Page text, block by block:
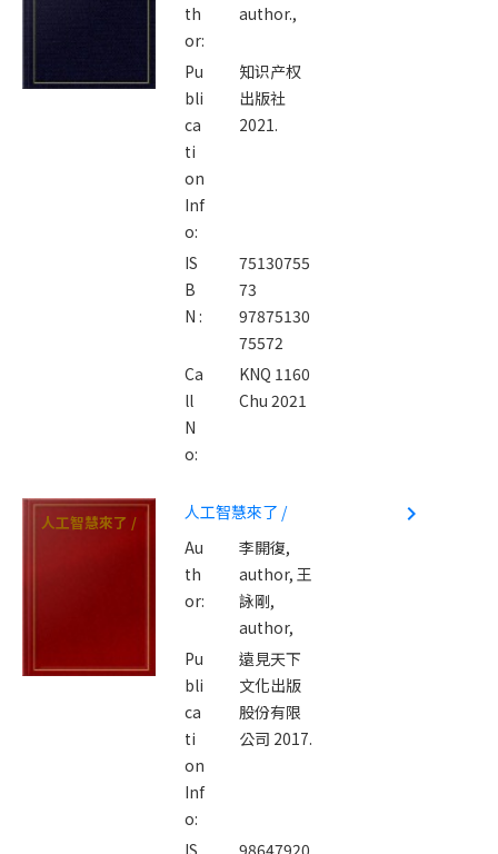
th
or:
author.,
Pu
bli
ca
ti
on
Inf
o:
知识产权
出版社
2021.
IS
B
N :
75130755
73
97875130
75572
Ca
ll
N
o:
KNQ 1160
Chu 2021
人工智慧來了 /
人工智慧來了 /
Au
th
or:
李開復,
author, 王
詠剛,
author,
Pu
bli
ca
ti
on
Inf
o:
遠見天下
文化出版
股份有限
公司 2017.
IS 98647920
navigate_next